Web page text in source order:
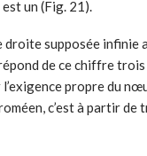
un (Fig. 21).
droite supposée
de ce chiffre trois
propre du
c’est à partir de